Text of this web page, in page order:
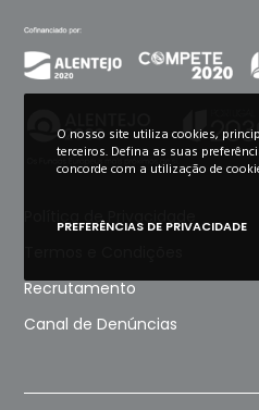
Política de Privacidade
Recrutamento
Canal de Denúncias
O nosso site utiliza cookies,
terceiros. Defina as suas
concorde com a utilização de
PREFERÊNCIAS DE PRIVACIDADE